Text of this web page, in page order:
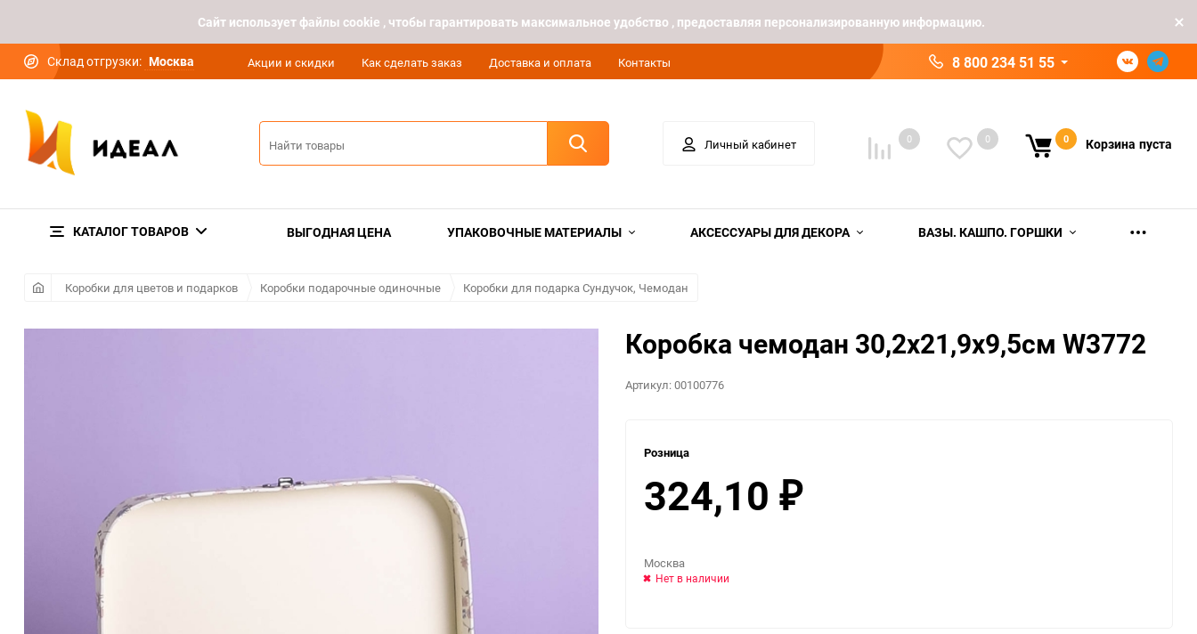
Cайт использует файлы cookie , чтобы гарантировать максимальное удобство , предоставляя персонализированную информацию.
Склад отгрузки: Москва Акции и скидки Как сделать заказ Доставка и оплата Контакты 8 800 234 51 55
Личный кабинет 0 0 0 Корзина пуста
КАТАЛОГ ТОВАРОВ ВЫГОДНАЯ ЦЕНА УПАКОВОЧНЫЕ МАТЕРИАЛЫ АКСЕССУАРЫ ДЛЯ ДЕКОРА ВАЗЫ. КАШПО. ГОРШКИ
Коробки для цветов и подарков Коробки подарочные одиночные Коробки для подарка Сундучок, Чемодан
Коробка чемодан 30,2х21,9х9,5см W3772
Артикул:00100776
Розница
324,10 ₽
Москва
Нет в наличии